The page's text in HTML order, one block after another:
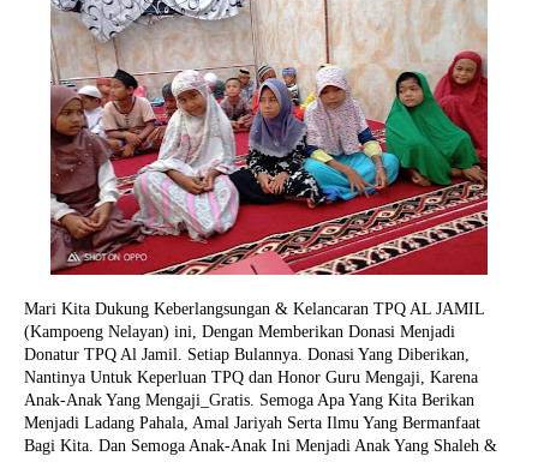
Mari Kita Dukung Keberlangsungan & Kelancaran TPQ AL JAMIL
(Kampoeng Nelayan) ini, Dengan Memberikan Donasi Menjadi
Donatur TPQ Al Jamil. Setiap Bulannya. Donasi Yang Diberikan,
Nantinya Untuk Keperluan TPQ dan Honor Guru Mengaji, Karena
Anak-Anak Yang Mengaji_Gratis. Semoga Apa Yang Kita Berikan
Menjadi Ladang Pahala, Amal Jariyah Serta Ilmu Yang Bermanfaat
Bagi Kita. Dan Semoga Anak-Anak Ini Menjadi Anak Yang Shaleh &